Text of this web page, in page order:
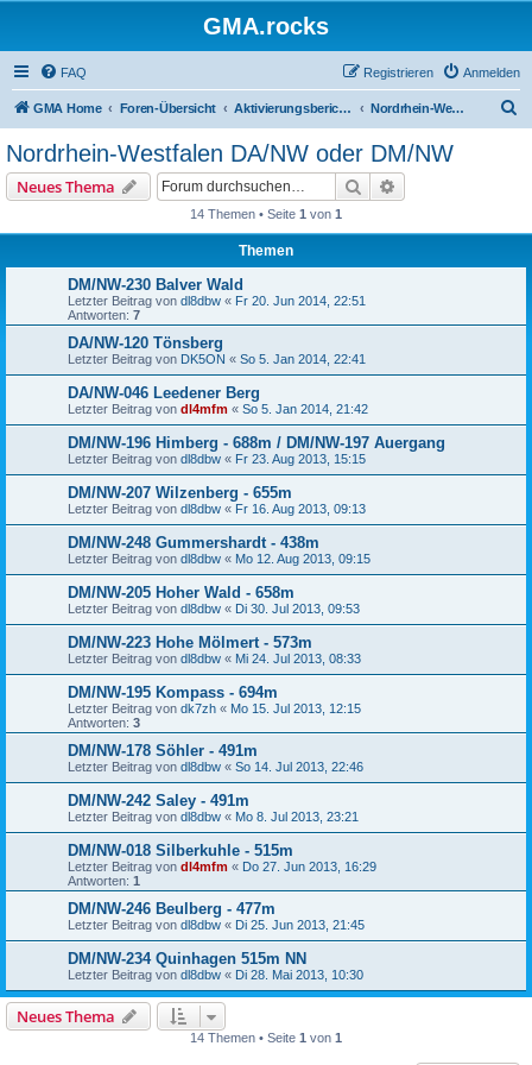
GMA.rocks
FAQ Anmelden
Registrieren
GMA Home Foren-Übersicht Aktivierungsberichte / Activity Reports Nordrhein-Westfalen DA/NW oder DM/NW
Nordrhein-Westfalen DA/NW oder DM/NW
Neues Thema Suche
14 Themen • Seite 1 von 1
Themen
DM/NW-230 Balver Wald
Letzter Beitrag von dl8dbw « Fr 20. Jun 2014, 22:51
Antworten: 7
DA/NW-120 Tönsberg
Letzter Beitrag von DK5ON « So 5. Jan 2014, 22:41
DA/NW-046 Leedener Berg
Letzter Beitrag von dl4mfm « So 5. Jan 2014, 21:42
DM/NW-196 Himberg - 688m / DM/NW-197 Auergang
Letzter Beitrag von dl8dbw « Fr 23. Aug 2013, 15:15
DM/NW-207 Wilzenberg - 655m
Letzter Beitrag von dl8dbw « Fr 16. Aug 2013, 09:13
DM/NW-248 Gummershardt - 438m
Letzter Beitrag von dl8dbw « Mo 12. Aug 2013, 09:15
DM/NW-205 Hoher Wald - 658m
Letzter Beitrag von dl8dbw « Di 30. Jul 2013, 09:53
DM/NW-223 Hohe Mölmert - 573m
Letzter Beitrag von dl8dbw « Mi 24. Jul 2013, 08:33
DM/NW-195 Kompass - 694m
Letzter Beitrag von dk7zh « Mo 15. Jul 2013, 12:15
Antworten: 3
DM/NW-178 Söhler - 491m
Letzter Beitrag von dl8dbw « So 14. Jul 2013, 22:46
DM/NW-242 Saley - 491m
Letzter Beitrag von dl8dbw « Mo 8. Jul 2013, 23:21
DM/NW-018 Silberkuhle - 515m
Letzter Beitrag von dl4mfm « Do 27. Jun 2013, 16:29
Antworten: 1
DM/NW-246 Beulberg - 477m
Letzter Beitrag von dl8dbw « Di 25. Jun 2013, 21:45
DM/NW-234 Quinhagen 515m NN
Letzter Beitrag von dl8dbw « Di 28. Mai 2013, 10:30
Neues Thema
14 Themen • Seite 1 von 1